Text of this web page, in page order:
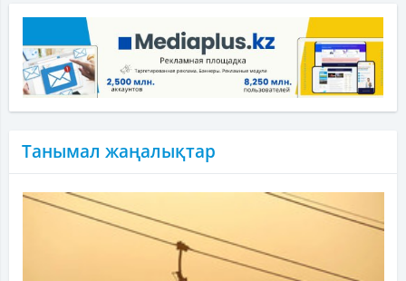
Танымал жаңалықтар